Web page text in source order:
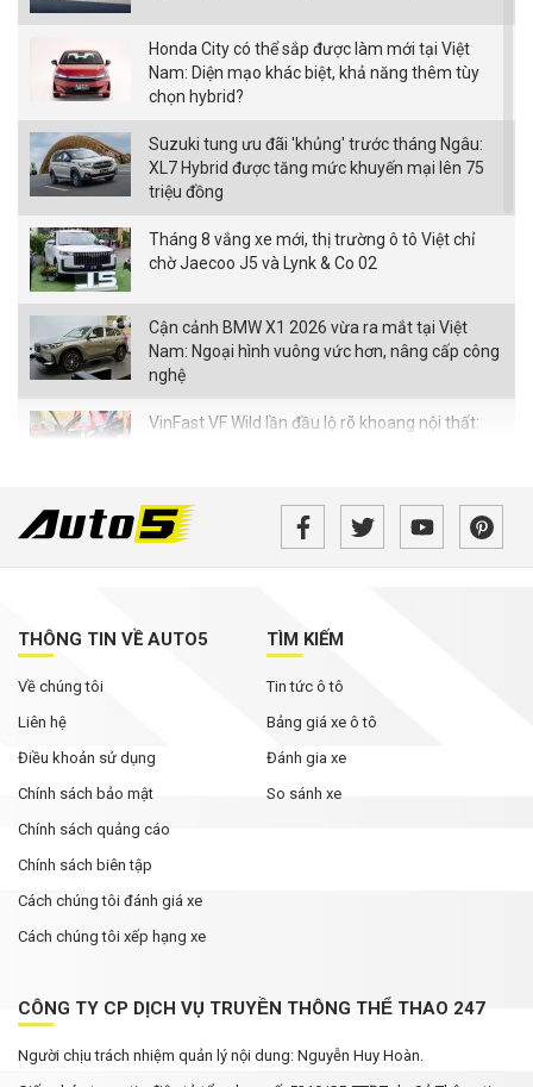
Honda City có thể sắp được làm mới tại Việt
Nam: Diện mạo khác biệt, khả năng thêm tùy
chọn hybrid?
Suzuki tung ưu đãi 'khủng' trước tháng Ngâu:
XL7 Hybrid được tăng mức khuyến mại lên 75
triệu đồng
Tháng 8 vắng xe mới, thị trường ô tô Việt chỉ
chờ Jaecoo J5 và Lynk & Co 02
Cận cảnh BMW X1 2026 vừa ra mắt tại Việt
Nam: Ngoại hình vuông vức hơn, nâng cấp công
nghệ
VinFast VF Wild lần đầu lộ rõ khoang nội thất:
Nhiều ô tô thủng lốp trên cao tốc qua Đắk Lắk:
Xe chở phế liệu có phải 'thủ phạm'?
cần tiếp nhiên liệu, lập kỷ lục thế giới
Xe gia đình 7 chỗ tại Việt Nam đang rẻ chưa
THÔNG TIN VỀ AUTO5
Về chúng tôi
Liên hệ
Điều khoản sử dụng
Chính sách bảo mật
Chính sách quảng cáo
Chính sách biên tập
Cách chúng tôi đánh giá xe
Cách chúng tôi xếp hạng xe
TÌM KIẾM
Tin tức ô tô
Bảng giá xe ô tô
Đánh gia xe
So sánh xe
CÔNG TY CP DỊCH VỤ TRUYỀN THÔNG THỂ THAO 247
Người chịu trách nhiệm quản lý nội dung: Nguyễn Huy Hoàn.